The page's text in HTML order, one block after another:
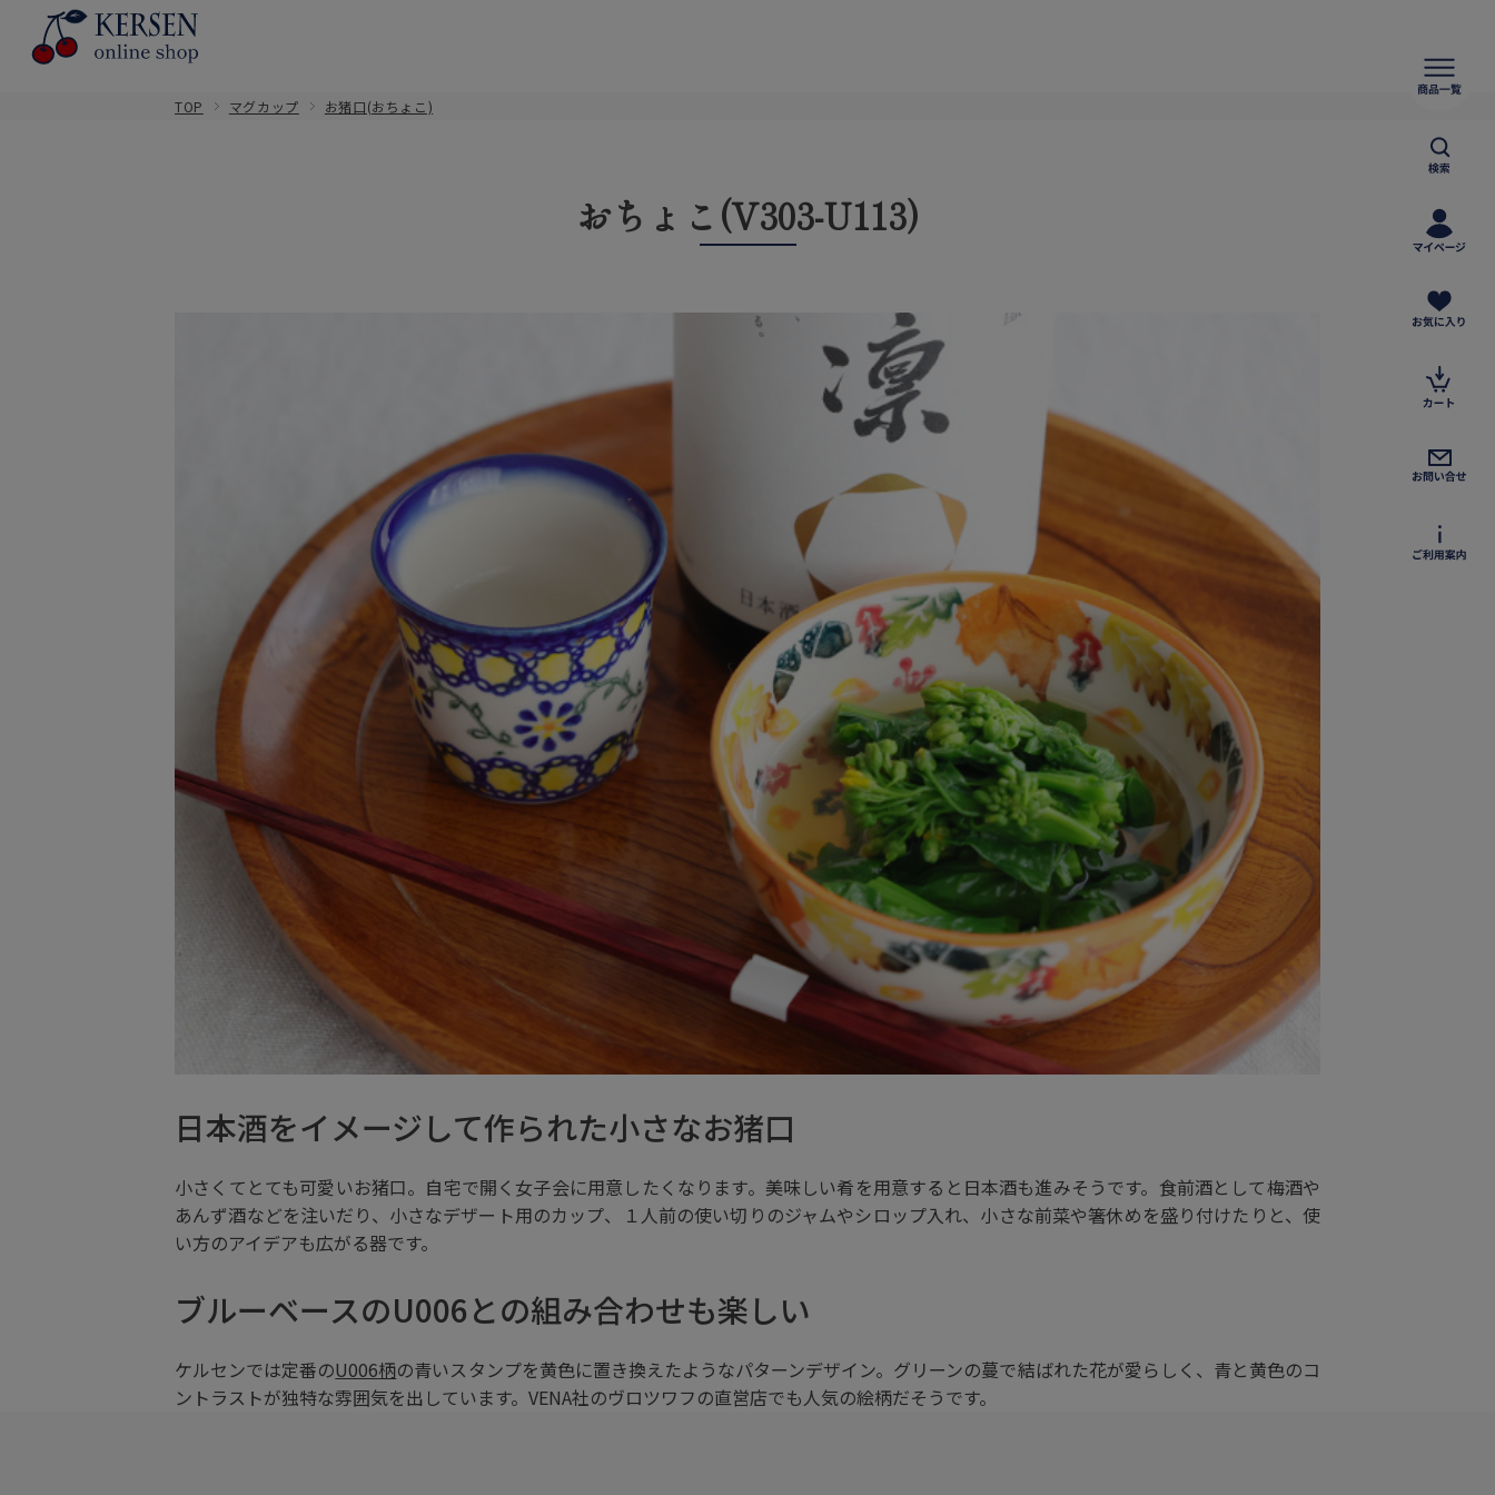
TOP マグカップ お猪口(おちょこ)
おちょこ(V303-U113)
日本酒をイメージして作られた小さなお猪口
小さくてとても可愛いお猪口。自宅で開く女子会に用意したくなります。美味しい肴を用意すると日本酒も進みそうです。食前酒として梅酒や
あんず酒などを注いだり、小さなデザート用のカップ、１人前の使い切りのジャムやシロップ入れ、小さな前菜や箸休めを盛り付けたりと、使
い方のアイデアも広がる器です。
ブルーベースのU006との組み合わせも楽しい
ケルセンでは定番のU006柄の青いスタンプを黄色に置き換えたようなパターンデザイン。グリーンの蔓で結ばれた花が愛らしく、青と黄色のコ
ントラストが独特な雰囲気を出しています。VENA社のヴロツワフの直営店でも人気の絵柄だそうです。